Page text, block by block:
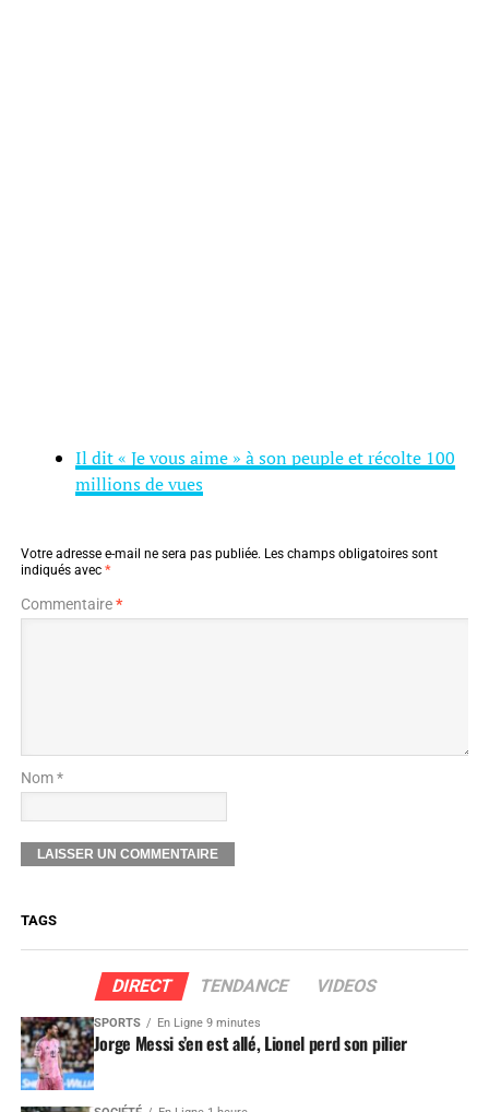
Il dit « Je vous aime » à son peuple et récolte 100
millions de vues
Votre adresse e-mail ne sera pas publiée. Les champs obligatoires sont
indiqués avec *
Commentaire*
Nom *
TAGS
DIRECT TENDANCE VIDEOS
SPORTS En Ligne 9 minutes
Jorge Messi s’en est allé, Lionel perd son pilier